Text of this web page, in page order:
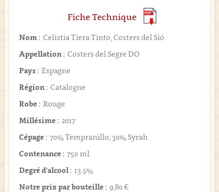
Fiche Technique
Nom : Celistia Tiera Tinto, Costers del Sió
Appellation : Costers del Segre DO
Pays : Espagne
Région : Catalogne
Robe : Rouge
Millésime : 2017
Cépage : 70% Tempranillo, 30% Syrah
Contenance : 750 ml
Degré d'alcool : 13.5%
Notre prix par bouteille : 9,80 €